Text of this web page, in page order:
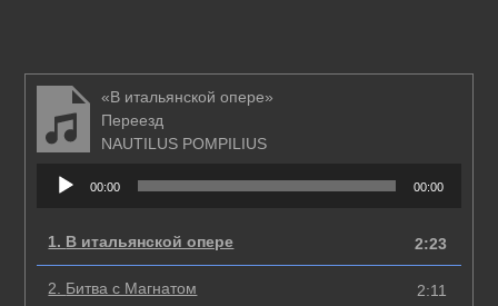
«В итальянской опере»
Переезд
NAUTILUS POMPILIUS
Аудиоплеер
00:00 00:00
1. В итальянской опере 2:23
2. Битва с Магнатом 2:11